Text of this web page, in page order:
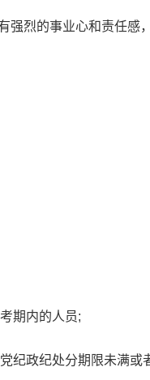
强烈的事业心和责任感
期内的人员;
纪政纪处分期限未满或